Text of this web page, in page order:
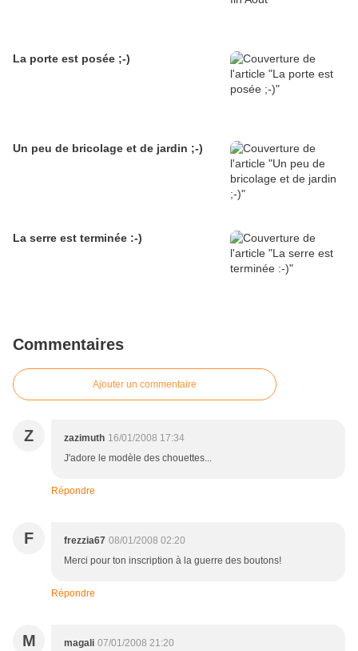
La porte est posée ;-)
Un peu de bricolage et de jardin ;-)
La serre est terminée :-)
Commentaires
Ajouter un commentaire
Z zazimuth 16/01/2008 17:34
J'adore le modèle des chouettes...
Répondre
F frezzia67 08/01/2008 02:20
Merci pour ton inscription à la guerre des boutons!
Répondre
M magali 07/01/2008 21:20